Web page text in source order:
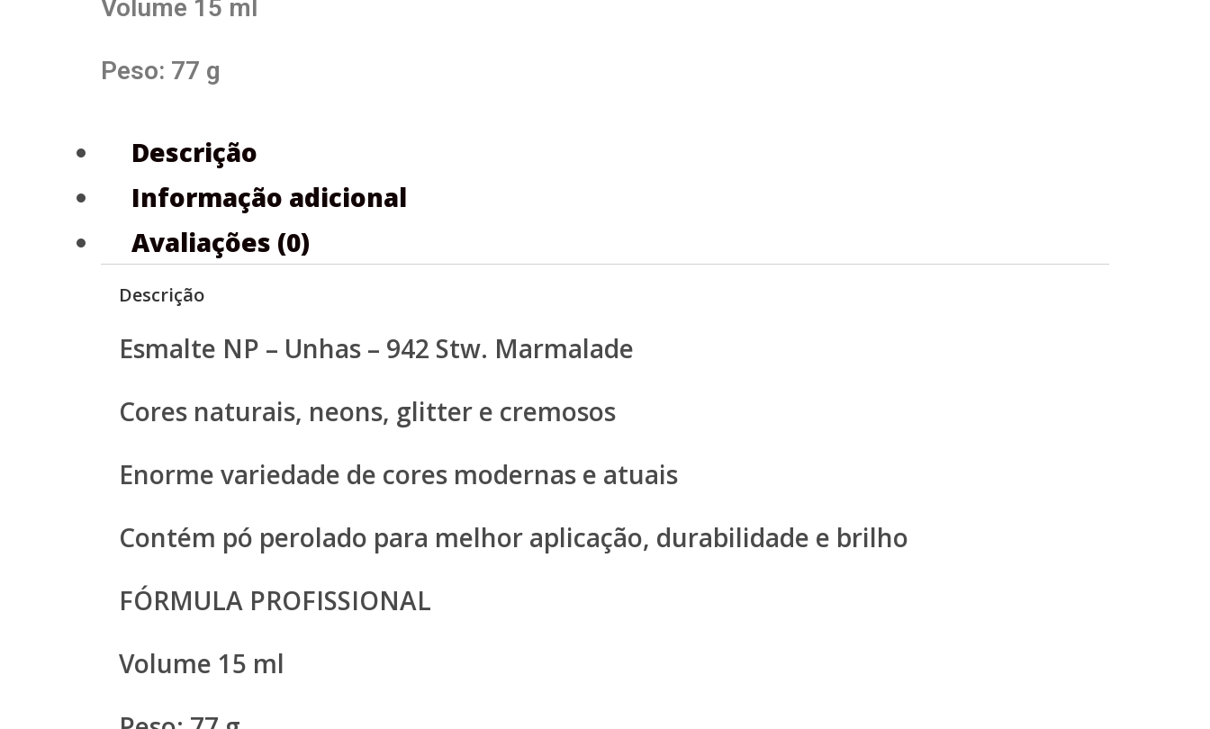
Volume 15 ml
Peso: 77 g
Descrição
Informação adicional
Avaliações (0)
Descrição
Esmalte NP – Unhas – 942 Stw. Marmalade
Cores naturais, neons, glitter e cremosos
Enorme variedade de cores modernas e atuais
Contém pó perolado para melhor aplicação, durabilidade e brilho
FÓRMULA PROFISSIONAL
Volume 15 ml